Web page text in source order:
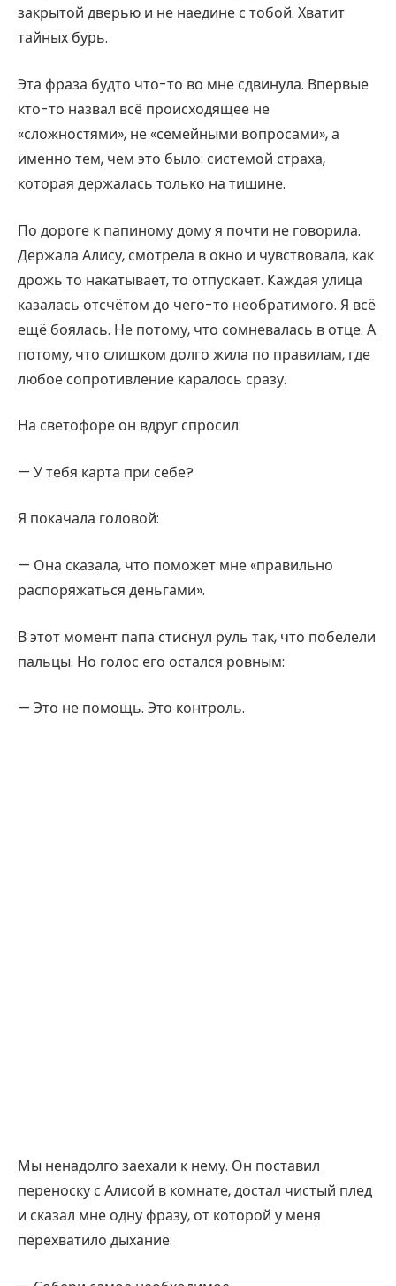
закрытой дверью и не наедине с тобой. Хватит
тайных бурь.
Эта фраза будто что-то во мне сдвинула. Впервые
кто-то назвал всё происходящее не
«сложностями», не «семейными вопросами», а
именно тем, чем это было: системой страха,
которая держалась только на тишине.
По дороге к папиному дому я почти не говорила.
Держала Алису, смотрела в окно и чувствовала, как
дрожь то накатывает, то отпускает. Каждая улица
казалась отсчётом до чего-то необратимого. Я всё
ещё боялась. Не потому, что сомневалась в отце. А
потому, что слишком долго жила по правилам, где
любое сопротивление каралось сразу.
На светофоре он вдруг спросил:
— У тебя карта при себе?
Я покачала головой:
— Она сказала, что поможет мне «правильно
распоряжаться деньгами».
В этот момент папа стиснул руль так, что побелели
пальцы. Но голос его остался ровным:
— Это не помощь. Это контроль.
Мы ненадолго заехали к нему. Он поставил
переноску с Алисой в комнате, достал чистый плед
и сказал мне одну фразу, от которой у меня
перехватило дыхание: